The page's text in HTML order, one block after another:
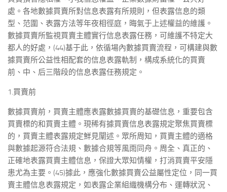
處。各地數據買賣所對信息表露有所規則，但表露信息的類
型、范圍、表露方法等年夜相徑庭，晦氣于上述權益的維護。
數據買賣所監視買賣主體實行信息表露任務，可維護不特定大
都人的好處，(44)基于此，依循場內數據買賣流程，可構建與數
據買賣所公益性相配套的信息表露軌制，構成系統化的買賣
前、中、后三階段的信息表露任務規定。
1.買賣前
數據買賣前，買賣主體應表露數據買賣的基礎信息，重要包含
買賣標的和買賣主體。現稀有據買賣信息表露規定聚焦買賣標
的，買賣主體表露規定鮮見闡述。眾所周知，買賣主體的適格
與數據起源符合法規、數據合規等風雨同舟。周全、真正的、
正確地表露買賣主體信息，保證大眾知情權，打消買賣平安隱
患尤為主要。(45)據此，應強化數據買賣公益屬性定位，同一買
賣主體信息表露規定，如表露企業組織機構分布、運轉狀況、